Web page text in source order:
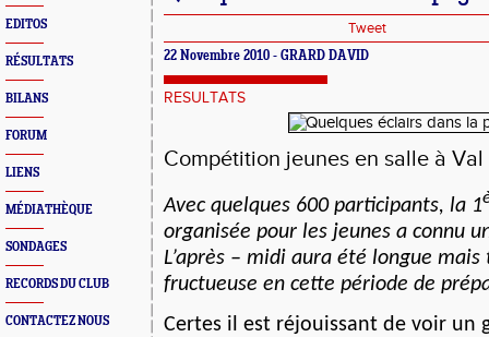
EDITOS
RÉSULTATS
BILANS
FORUM
LIENS
MÉDIATHÈQUE
SONDAGES
RECORDS DU CLUB
CONTACTEZ NOUS
Tweet
22 Novembre 2010 - GRARD DAVID
RESULTATS
Compétition jeunes en salle à Val
Avec quelques 600 participants, la 1
organisée pour les jeunes a connu
L’après – midi aura été longue
fructueuse en cette période de
Certes il est réjouissant de voir un